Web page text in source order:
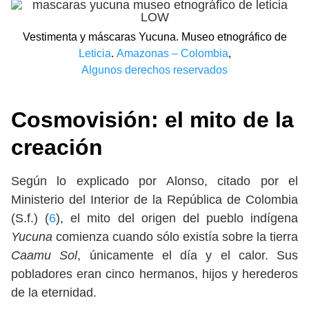
Vestimenta y máscaras Yucuna. Museo etnográfico de
Leticia. Amazonas – Colombia,
Algunos derechos reservados
Cosmovisión: el mito de la
creación
Según lo explicado por Alonso, citado por el
Ministerio del Interior de la República de Colombia
(S.f.) (6), el mito del origen del pueblo indígena
Yucuna comienza cuando sólo existía sobre la tierra
Caamu Sol, únicamente el día y el calor. Sus
pobladores eran cinco hermanos, hijos y herederos
de la eternidad.